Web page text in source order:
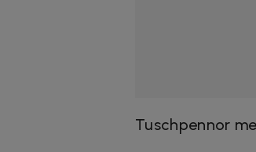
Tuschpennor